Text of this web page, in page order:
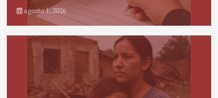
agosto 1, 2026